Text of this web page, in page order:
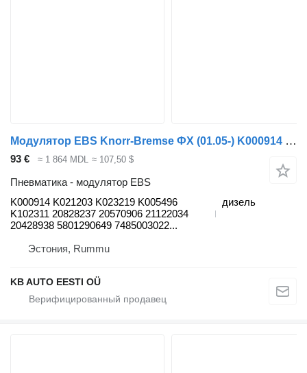
Модулятор EBS Knorr-Bremse ФХ (01.05-) K000914 для грузовика Volvo FH12, FH16, NH12, FH, VNL780 (1993-2014)
93 € ≈ 1 864 MDL ≈ 107,50 $
Пневматика - модулятор EBS
K000914 K021203 K023219 K005496
K102311 20828237 20570906 21122034
20428938 5801290649 7485003022...
дизель
Эстония, Rummu
KB AUTO EESTI OÜ